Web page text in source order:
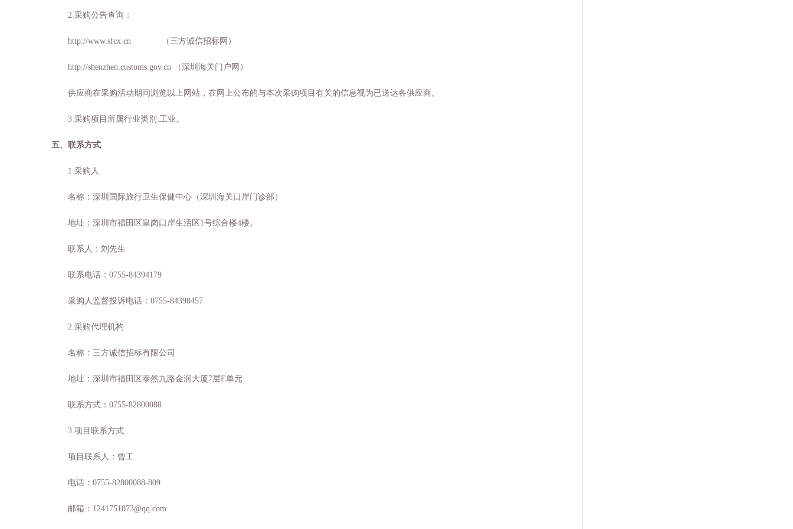
2.采购公告查询：
http://www.sfcx.cn （三方诚信招标网）
http://shenzhen.customs.gov.cn （深圳海关门户网）
供应商在采购活动期间浏览以上网站，在网上公布的与本次采购项目有关的信息视为已送达各供应商。
3.采购项目所属行业类别:工业。
五、联系方式
1.采购人
名称：深圳国际旅行卫生保健中心（深圳海关口岸门诊部）
地址：深圳市福田区皇岗口岸生活区 1号综合楼4楼。
联系人：刘先生
联系电话： 0755-84394179
采购人监督投诉电话： 0755-84398457
2.采购代理机构
名称：三方诚信招标有限公司
地址：深圳市福田区泰然九路金润大厦 7层E单元
联系方式： 0755-82800088
3.项目联系方式
项目联系人：曾工
电话： 0755-82800088-809
邮箱： 1241751873@qq.com